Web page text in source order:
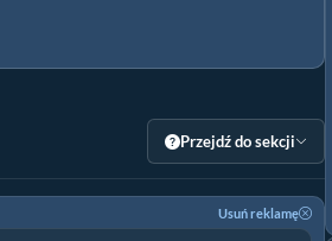
Przejdź do sekcji
Usuń reklamę